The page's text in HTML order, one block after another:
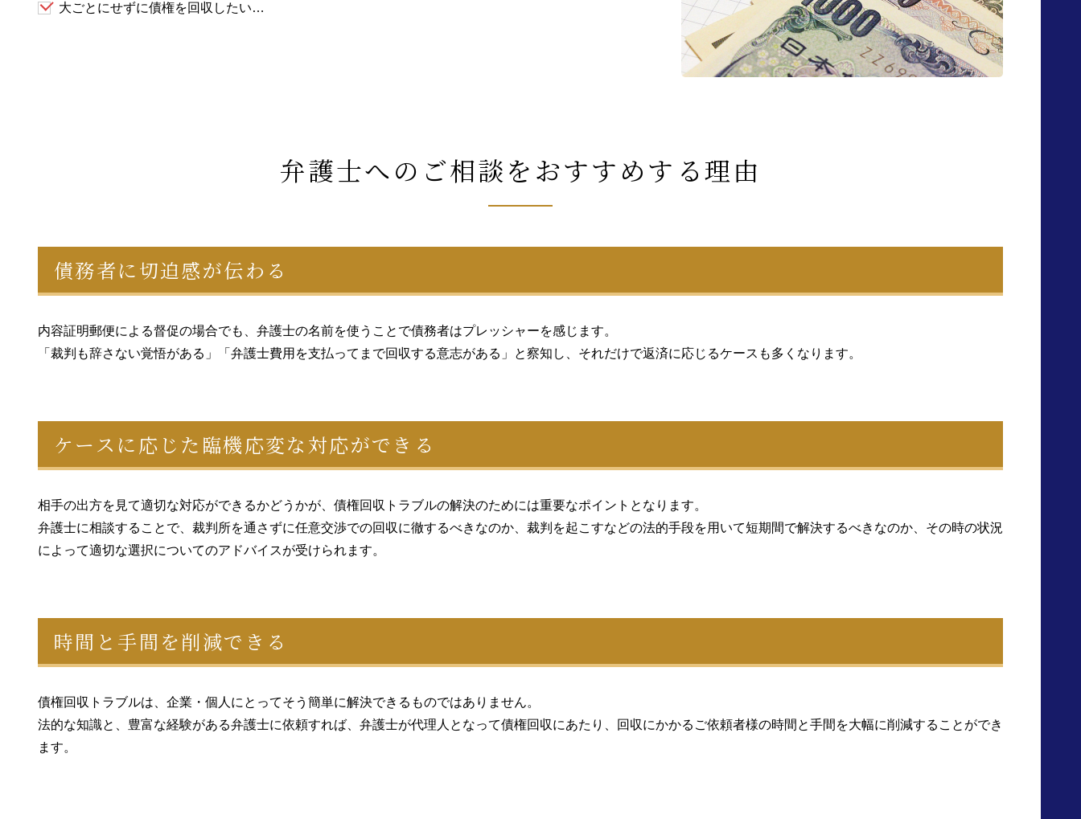
大ごとにせずに債権を回収したい…
弁護士へのご相談をおすすめする理由
債務者に切迫感が伝わる
内容証明郵便による督促の場合でも、弁護士の名前を使うことで債務者はプレッシャーを感じます。
「裁判も辞さない覚悟がある」「弁護士費用を支払ってまで回収する意志がある」と察知し、それだけで返済に応じるケースも多くなります。
ケースに応じた臨機応変な対応ができる
相手の出方を見て適切な対応ができるかどうかが、債権回収トラブルの解決のためには重要なポイントとなります。
弁護士に相談することで、裁判所を通さずに任意交渉での回収に徹するべきなのか、裁判を起こすなどの法的手段を用いて短期間で解決するべきなのか、その時の状況
によって適切な選択についてのアドバイスが受けられます。
時間と手間を削減できる
債権回収トラブルは、企業・個人にとってそう簡単に解決できるものではありません。
法的な知識と、豊富な経験がある弁護士に依頼すれば、弁護士が代理人となって債権回収にあたり、回収にかかるご依頼者様の時間と手間を大幅に削減することができ
ます。